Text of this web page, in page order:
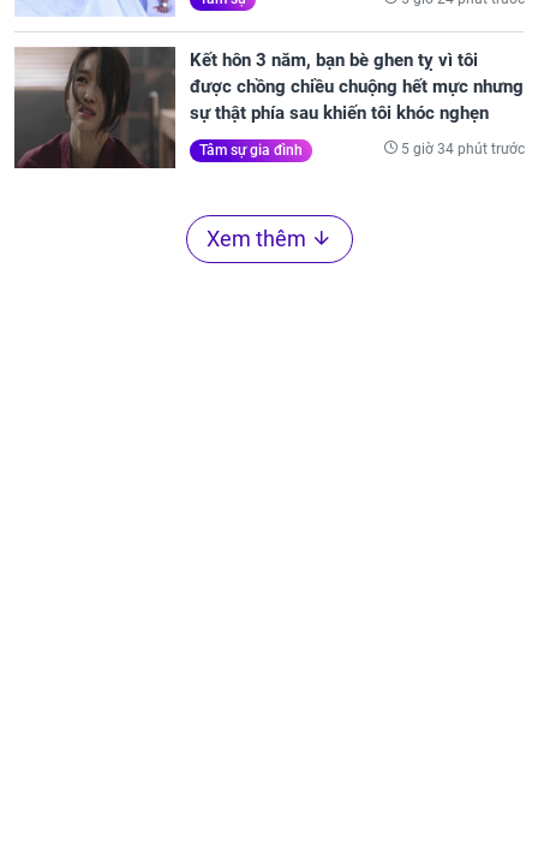
Kết hôn 3 năm, bạn bè ghen tỵ vì tôi
được chồng chiều chuộng hết mực nhưng
sự thật phía sau khiến tôi khóc nghẹn
Tâm sự gia đình 5 giờ 34 phút trước
Xem thêm